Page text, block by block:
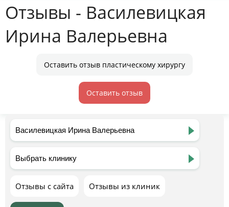
Отзывы - Василевицкая
Ирина Валерьевна
Оставить отзыв пластическому хирургу
Оставить отзыв
Отзывы с сайта Отзывы из клиник